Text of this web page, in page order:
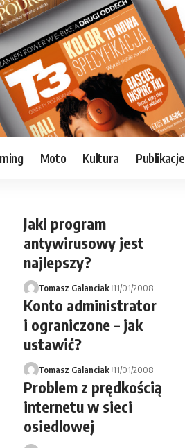
Moto Kultura Publikacje
Jaki program
antywirusowy jest
najlepszy?
Tomasz Galanciak 11/01/2008
Konto administrator
i ograniczone – jak
ustawić?
Tomasz Galanciak 11/01/2008
Problem z prędkością
internetu w sieci
osiedlowej